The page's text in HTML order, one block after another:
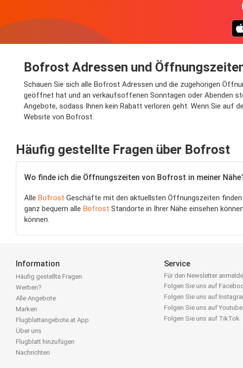
Bofrost Adressen und
Schauen Sie sich alle Bofrost Adressen und die zugehörigen
geöffnet hat und an verkaufsoffenen Sonntagen oder Abenden
Angebote, sodass Ihnen kein Rabatt verloren geht. Wenn Sie auf
Website von Bofrost.
Häufig gestellte Fragen über Bofrost
Wo finde ich die Öffnungszeiten von Bofrost in meiner
Alle Bofrost Geschäfte mit den aktuellsten Öffnungszeiten finden
ganz bequem alle Bofrost Standorte in Ihrer Nähe einsehen
können.
Information
Häufig gestellte Fragen
Werben?
Alle Angebote
Marken
Flugblattangebote.at App
Über uns
Flugblatt hinzufügen
Nachrichten
Service
Für den Newsletter
Folgen Sie uns auf
Folgen Sie uns auf
Folgen Sie uns auf Youtube
Folgen Sie uns auf TikTok